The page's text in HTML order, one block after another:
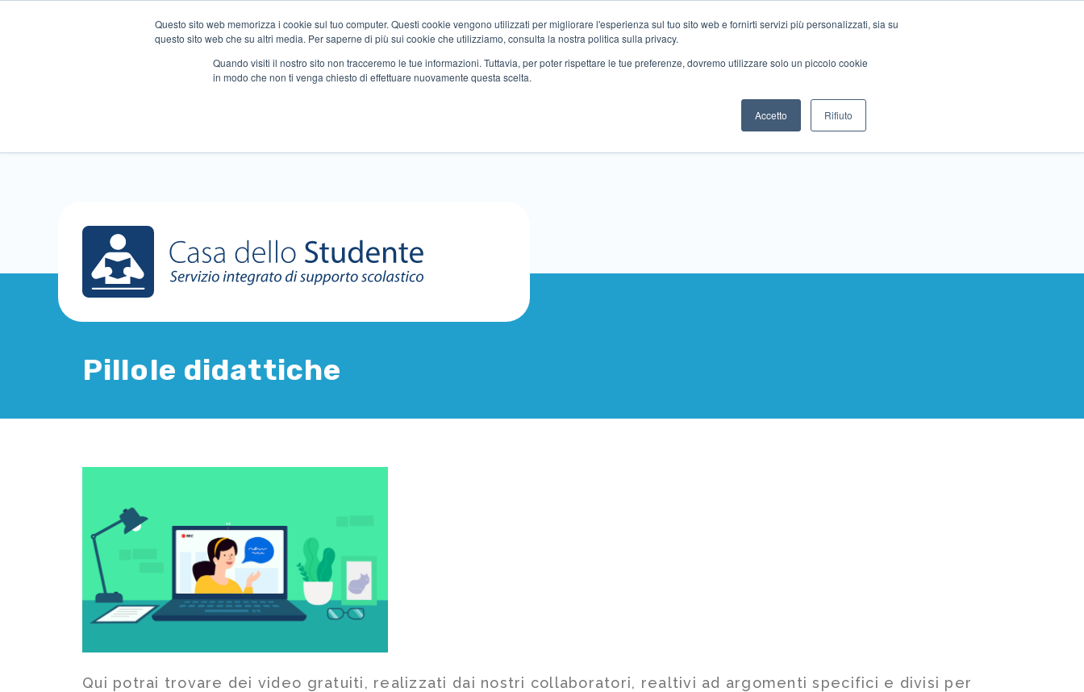
Questo sito web memorizza i cookie sul tuo computer. Questi cookie vengono utilizzati per migliorare l'esperienza sul tuo sito web e fornirti servizi più personalizzati, sia su
questo sito web che su altri media. Per saperne di più sui cookie che utilizziamo, consulta la nostra politica sulla privacy.
Quando visiti il ​​nostro sito non tracceremo le tue informazioni. Tuttavia, per poter rispettare le tue preferenze, dovremo utilizzare solo un piccolo cookie
in modo che non ti venga chiesto di effettuare nuovamente questa scelta.
Accetto Rifiuto
Pillole didattiche
Qui potrai trovare dei video gratuiti, realizzati dai nostri collaboratori, realtivi ad argomenti specifici e divisi per